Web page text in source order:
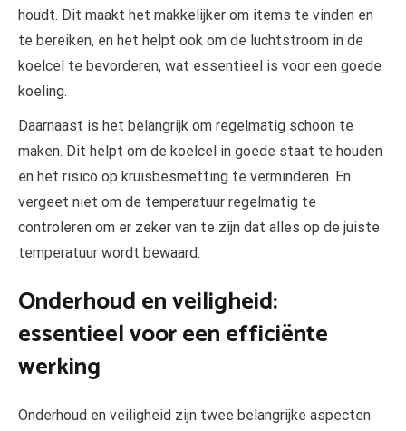
houdt. Dit maakt het makkelijker om items te vinden en
te bereiken, en het helpt ook om de luchtstroom in de
koelcel te bevorderen, wat essentieel is voor een goede
koeling.
Daarnaast is het belangrijk om regelmatig schoon te
maken. Dit helpt om de koelcel in goede staat te houden
en het risico op kruisbesmetting te verminderen. En
vergeet niet om de temperatuur regelmatig te
controleren om er zeker van te zijn dat alles op de juiste
temperatuur wordt bewaard.
Onderhoud en veiligheid:
essentieel voor een efficiënte
werking
Onderhoud en veiligheid zijn twee belangrijke aspecten